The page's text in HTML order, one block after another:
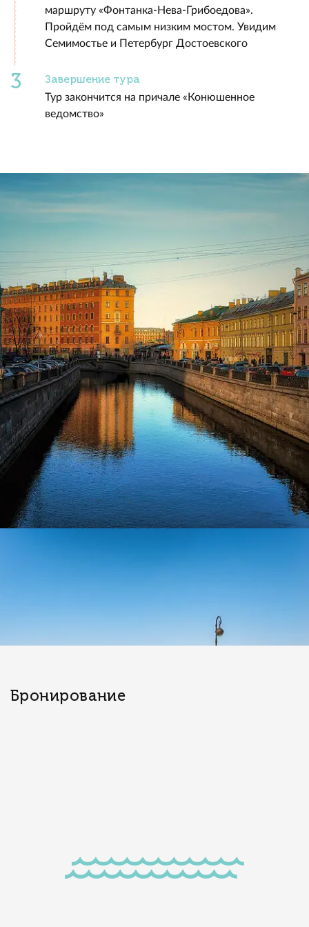
маршруту «Фонтанка-Нева-Грибоедова».
Пройдём под самым низким мостом. Увидим
Семимостье и Петербург Достоевского
Завершение тура
Тур закончится на причале «Конюшенное
ведомство»
Бронирование